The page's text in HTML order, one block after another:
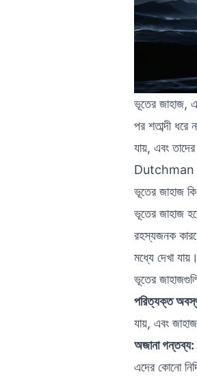
ভূতের জাহাজ,
পর শতাব্দী
যায়, এবং
ভূতের জাহাজ
ভূতের জাহাজ
রহস্যজনক
মধ্যে দেখা
ভূতের
পরিত্যক্ত
যায়, এবং
অজানা গন্তব্য:
এদের কোনো